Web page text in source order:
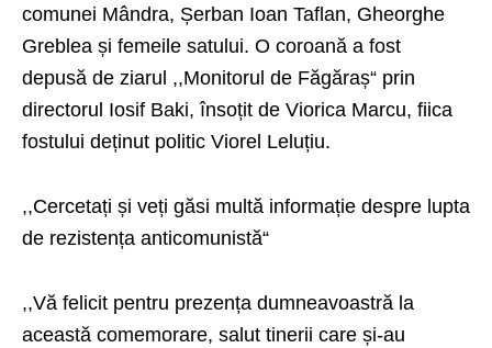
comunei Mândra, Șerban Ioan Taflan, Gheorghe
Greblea și femeile satului. O coroană a fost
depusă de ziarul ,,Monitorul de Făgăraș“ prin
directorul Iosif Baki, însoțit de Viorica Marcu, fiica
fostului deținut politic Viorel Leluțiu.
,,Cercetați și veți găsi multă informație despre lupta
de rezistența anticomunistă“
,,Vă felicit pentru prezența dumneavoastră la
această comemorare, salut tinerii care și-au